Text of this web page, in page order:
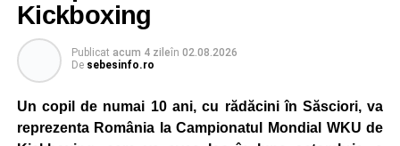
Kickboxing
Publicat acum 4 zileîn 02.08.2026
De sebesinfo.ro
Un copil de numai 10 ani, cu rădăcini în Săsciori, va
reprezenta România la Campionatul Mondial WKU de